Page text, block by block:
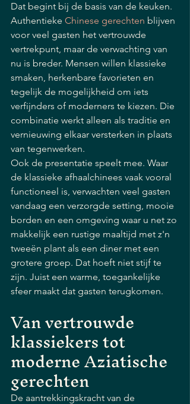
Dat begint bij de basis van de keuken.
Authentieke Chinese gerechten blijven
voor veel gasten het vertrouwde
vertrekpunt, maar de verwachting van
nu is breder. Mensen willen klassieke
smaken, herkenbare favorieten en
tegelijk de mogelijkheid om iets
verfijnders of moderners te kiezen. Die
combinatie werkt alleen als traditie en
vernieuwing elkaar versterken in plaats
van tegenwerken.
Ook de presentatie speelt mee. Waar
de klassieke afhaalchinees vaak vooral
functioneel is, verwachten veel gasten
vandaag een verzorgde setting, mooie
borden en een omgeving waar u net zo
makkelijk een rustige maaltijd met z'n
tweeën plant als een diner met een
grotere groep. Dat hoeft niet stijf te
zijn. Juist een warme, toegankelijke
sfeer maakt dat gasten terugkomen.
Van vertrouwde
klassiekers tot
moderne Aziatische
gerechten
De aantrekkingskracht van de